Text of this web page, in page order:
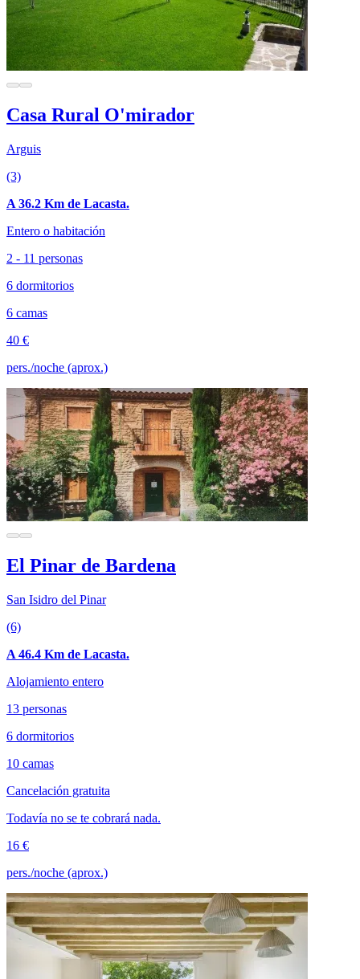
Casa Rural O'mirador
Arguis
(3)
A 36.2 Km de Lacasta.
Entero o habitación
2 - 11 personas
6 dormitorios
6 camas
40 €
pers./noche (aprox.)
El Pinar de Bardena
San Isidro del Pinar
(6)
A 46.4 Km de Lacasta.
Alojamiento entero
13 personas
6 dormitorios
10 camas
Cancelación gratuita
Todavía no se te cobrará nada.
16 €
pers./noche (aprox.)